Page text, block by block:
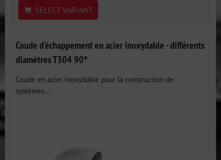
SELECT VARIANT
Coude d'échappement en acier inoxydable - différents
diamètres T304 90°
Coude en acier inoxydable pour la construction de
systèmes...